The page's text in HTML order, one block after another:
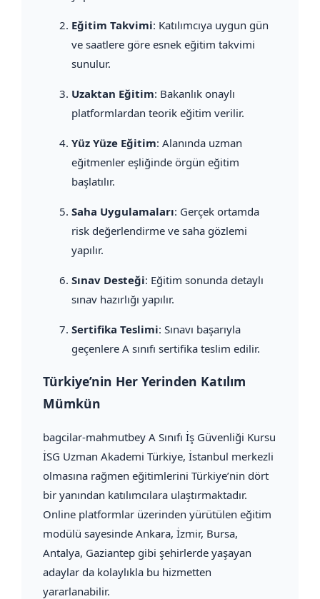
Eğitim Takvimi: Katılımcıya uygun gün
ve saatlere göre esnek eğitim takvimi
sunulur.
Uzaktan Eğitim: Bakanlık onaylı
platformlardan teorik eğitim verilir.
Yüz Yüze Eğitim: Alanında uzman
eğitmenler eşliğinde örgün eğitim
başlatılır.
Saha Uygulamaları: Gerçek ortamda
risk değerlendirme ve saha gözlemi
yapılır.
Sınav Desteği: Eğitim sonunda detaylı
sınav hazırlığı yapılır.
Sertifika Teslimi: Sınavı başarıyla
geçenlere A sınıfı sertifika teslim edilir.
Türkiye’nin Her Yerinden Katılım
Mümkün
bagcilar-mahmutbey A Sınıfı İş Güvenliği Kursu
İSG Uzman Akademi Türkiye, İstanbul merkezli
olmasına rağmen eğitimlerini Türkiye’nin dört
bir yanından katılımcılara ulaştırmaktadır.
Online platformlar üzerinden yürütülen eğitim
modülü sayesinde Ankara, İzmir, Bursa,
Antalya, Gaziantep gibi şehirlerde yaşayan
adaylar da kolaylıkla bu hizmetten
yararlanabilir.